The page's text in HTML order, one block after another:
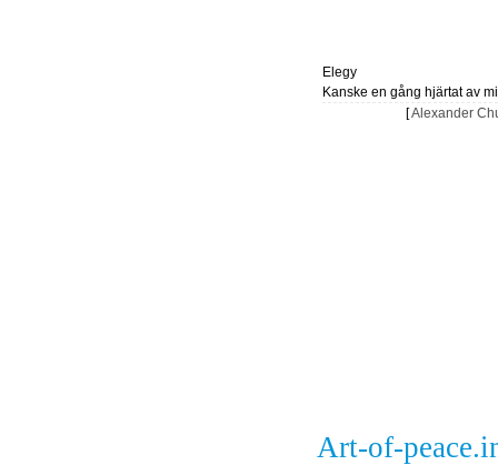
Elegy
Kanske en gång hjärtat av
[Alexander
Art-of-